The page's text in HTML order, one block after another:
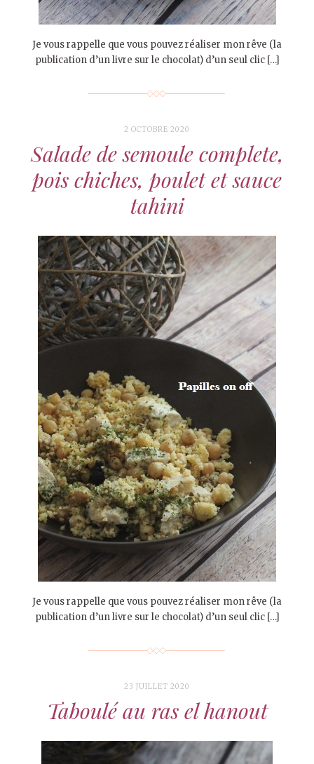
Je vous rappelle que vous pouvez réaliser mon rêve (la
publication d’un livre sur le chocolat) d’un seul clic […]
2 OCTOBRE 2020
Salade de semoule complete,
pois chiches, poulet et sauce
tahini
Je vous rappelle que vous pouvez réaliser mon rêve (la
publication d’un livre sur le chocolat) d’un seul clic […]
23 JUILLET 2020
Taboulé au ras el hanout